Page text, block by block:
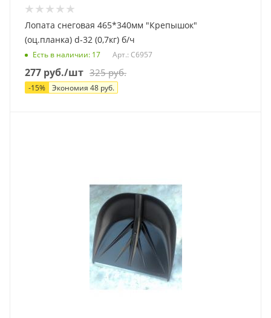
Лопата снеговая 465*340мм "Крепышок"
(оц.планка) d-32 (0,7кг) б/ч
Есть в наличии: 17 Арт.: С6957
277 руб./шт 325руб.
-15% Экономия 48 руб.